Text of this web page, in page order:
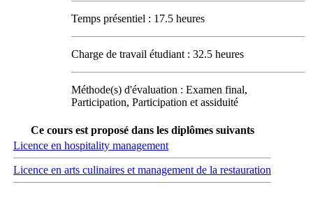
Temps présentiel : 17.5 heures
Charge de travail étudiant : 32.5 heures
Méthode(s) d'évaluation : Examen final,
Participation, Participation et assiduité
Ce cours est proposé dans les diplômes suivants
Licence en hospitality management
Licence en arts culinaires et management de la restauration